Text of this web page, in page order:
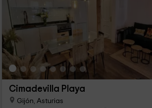
Cimadevilla Playa
Gijón, Asturias